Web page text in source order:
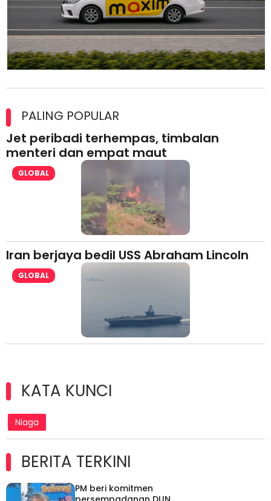
lesen separuh pertama 2026
PALING POPULAR
Jet peribadi terhempas, timbalan
menteri dan empat maut
GLOBAL
Iran berjaya bedil USS Abraham Lincoln
GLOBAL
KATA KUNCI
Niaga
BERITA TERKINI
PM beri komitmen